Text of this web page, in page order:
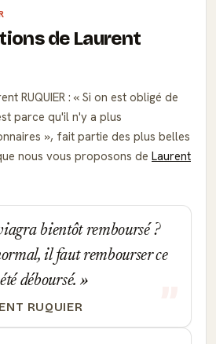
de Laurent
RUQUIER :
Si on est obligé de
parce qu'il n'y a plus
, fait partie des plus belles
nous vous proposons de Laurent
bientôt remboursé ?
il faut rembourser ce
déboursé.
RUQUIER